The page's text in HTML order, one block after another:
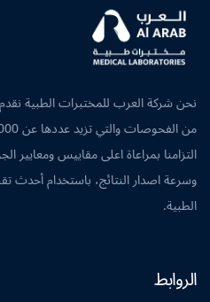
نحن شركة العرب للمختبرات الطبية
التزامنا بمراعاة اعلى مقاييس ومعايير
وسرعة اصدار النتائج، باستخدام أحدث
الطبية.
الروابط